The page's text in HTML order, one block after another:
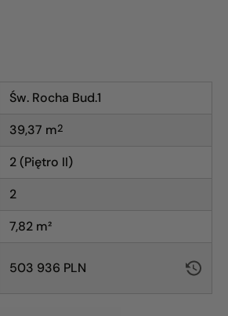
Św. Rocha Bud.1
39,37 m2
2 (Piętro II)
2
7,82 m²
503 936 PLN